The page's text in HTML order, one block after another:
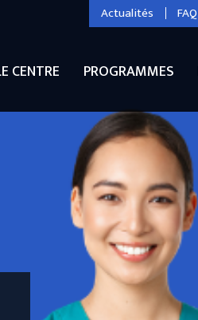
Actualités FAQ
CENTRE PROGRAMMES